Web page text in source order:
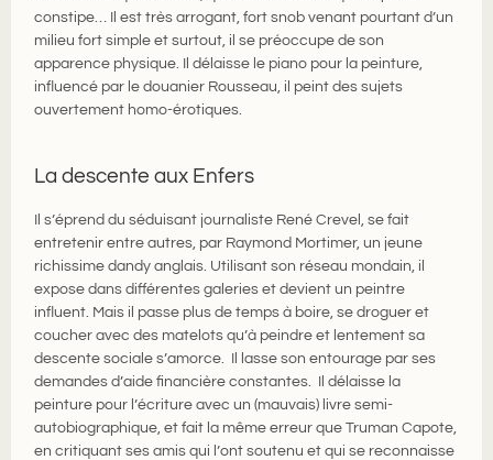
constipe… Il est très arrogant, fort snob venant pourtant d’un
milieu fort simple et surtout, il se préoccupe de son
apparence physique. Il délaisse le piano pour la peinture,
influencé par le douanier Rousseau, il peint des sujets
ouvertement homo-érotiques.
La descente aux Enfers
Il s’éprend du séduisant journaliste René Crevel, se fait
entretenir entre autres, par Raymond Mortimer, un jeune
richissime dandy anglais. Utilisant son réseau mondain, il
expose dans différentes galeries et devient un peintre
influent. Mais il passe plus de temps à boire, se droguer et
coucher avec des matelots qu’à peindre et lentement sa
descente sociale s’amorce. Il lasse son entourage par ses
demandes d’aide financière constantes. Il délaisse la
peinture pour l’écriture avec un (mauvais) livre semi-
autobiographique, et fait la même erreur que Truman Capote,
en critiquant ses amis qui l’ont soutenu et qui se reconnaisse